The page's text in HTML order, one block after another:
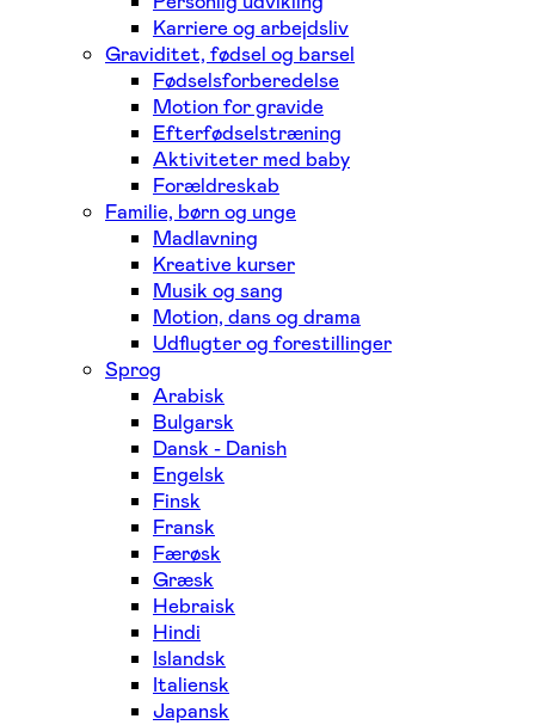
Karriere og arbejdsliv
Graviditet, fødsel og barsel
Fødselsforberedelse
Motion for gravide
Efterfødselstræning
Aktiviteter med baby
Forældreskab
Familie, børn og unge
Madlavning
Kreative kurser
Musik og sang
Motion, dans og drama
Udflugter og forestillinger
Sprog
Arabisk
Bulgarsk
Dansk - Danish
Engelsk
Finsk
Fransk
Færøsk
Græsk
Hebraisk
Hindi
Islandsk
Italiensk
Japansk